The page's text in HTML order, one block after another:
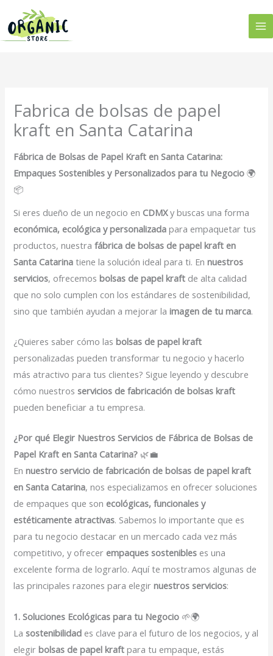
contenido
Fabrica de bolsas de papel
kraft en Santa Catarina
Fábrica de Bolsas de Papel Kraft en Santa Catarina:
Empaques Sostenibles y Personalizados para tu Negocio 🌍
📦
Si eres dueño de un negocio en CDMXy buscas una forma
económica, ecológica y personalizada para empaquetar tus
productos, nuestrafábrica de bolsas de papel kraft en
Santa Catarina tiene la solución ideal para ti. Ennuestros
servicios, ofrecemosbolsas de papel kraft de alta calidad
que no solo cumplen con los estándares de sostenibilidad,
sino que también ayudan a mejorar laimagen de tu marca.
¿Quieres saber cómo lasbolsas de papel kraft
personalizadas pueden transformar tu negocio y hacerlo
más atractivo para tus clientes? Sigue leyendo y descubre
cómo nuestrosservicios de fabricación de bolsas kraft
pueden beneficiar a tu empresa.
¿Por qué Elegir Nuestros Servicios de Fábrica de Bolsas de
Papel Kraft en Santa Catarina? 🌿💼
Ennuestro servicio de fabricación de bolsas de papel kraft
en Santa Catarina, nos especializamos en ofrecer soluciones
de empaques que son ecológicas, funcionales y
estéticamente atractivas. Sabemos lo importante que es
para tu negocio destacar en un mercado cada vez más
competitivo, y ofrecer empaques sostenibles es una
excelente forma de lograrlo. Aquí te mostramos algunas de
las principales razones para elegirnuestros servicios:
1. Soluciones Ecológicas para tu Negocio 🌱🌍
Lasostenibilidad es clave para el futuro de los negocios, y al
elegirbolsas de papel kraft para tu empaque, estás